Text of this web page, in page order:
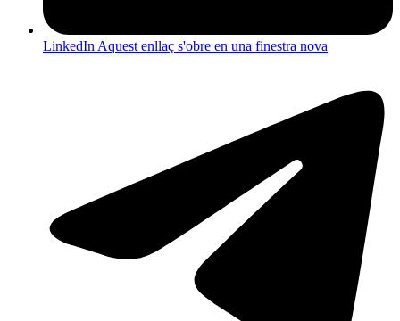
LinkedIn Aquest enllaç s'obre en una finestra nova